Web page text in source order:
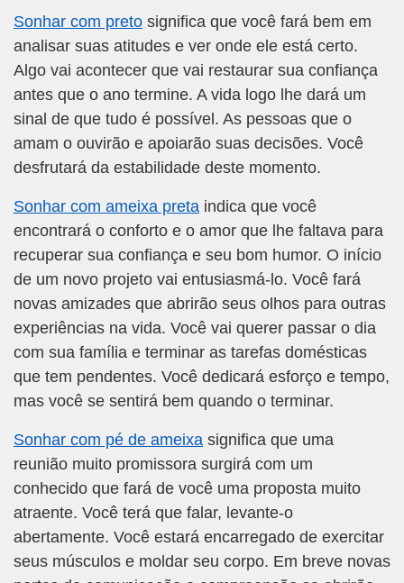
Sonhar com preto significa que você fará bem em
analisar suas atitudes e ver onde ele está certo.
Algo vai acontecer que vai restaurar sua confiança
antes que o ano termine. A vida logo lhe dará um
sinal de que tudo é possível. As pessoas que o
amam o ouvirão e apoiarão suas decisões. Você
desfrutará da estabilidade deste momento.
Sonhar com ameixa preta indica que você
encontrará o conforto e o amor que lhe faltava para
recuperar sua confiança e seu bom humor. O início
de um novo projeto vai entusiasmá-lo. Você fará
novas amizades que abrirão seus olhos para outras
experiências na vida. Você vai querer passar o dia
com sua família e terminar as tarefas domésticas
que tem pendentes. Você dedicará esforço e tempo,
mas você se sentirá bem quando o terminar.
Sonhar com pé de ameixa significa que uma
reunião muito promissora surgirá com um
conhecido que fará de você uma proposta muito
atraente. Você terá que falar, levante-o
abertamente. Você estará encarregado de exercitar
seus músculos e moldar seu corpo. Em breve novas